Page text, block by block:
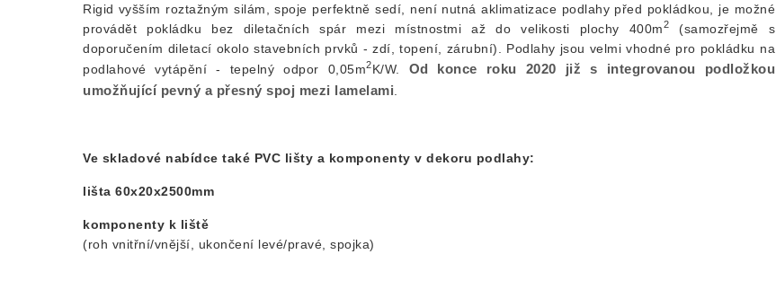
Rigid vyšším roztažným silám, spoje perfektně sedí, není nutná aklimatizace podlahy před pokládkou, je možné
provádět pokládku bez diletačních spár mezi místnostmi až do velikosti plochy 400m2
(samozřejmě s
doporučením diletací okolo stavebních prvků - zdí, topení, zárubní). Podlahy jsou velmi vhodné pro pokládku na
podlahové vytápění - tepelný odpor 0,05m2K/W. Od konce roku 2020 již s integrovanou podložkou
umožňující pevný a přesný spoj mezi lamelami
Ve skladové nabídce také PVC lišty a komponenty v dekoru podlahy:
lišta 60x20x2500mm
komponenty k liště
(roh vnitřní/vnější, ukončení levé/pravé, spojka)